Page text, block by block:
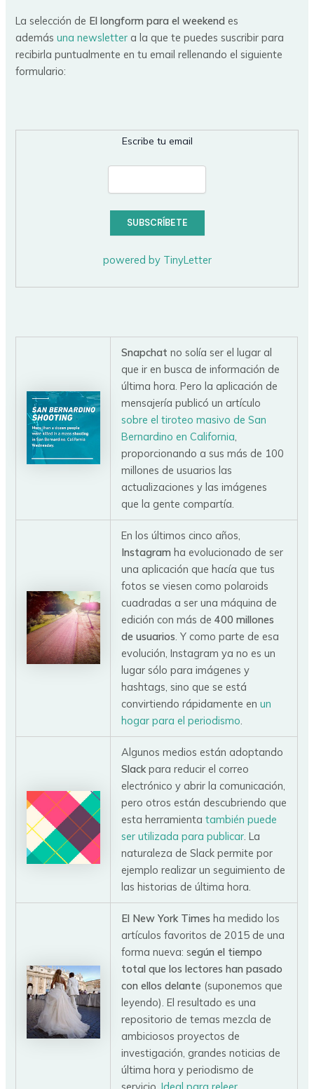
La selección de El longform para el weekend es
ademásuna newsletter a la que te puedes suscribir para
recibirla puntualmente en tu email rellenando el siguiente
formulario:
Escribe tu email
powered by TinyLetter
Snapchat no solía ser el lugar al
que ir en busca de información de
última hora. Pero la aplicación de
mensajería publicó un artículo
sobre el tiroteo masivo de San
Bernardino en California
proporcionando a sus más de 100
millones de usuarios las
actualizaciones y las imágenes
que la gente compartía.
En los últimos cinco años,
Instagram ha evolucionado de ser
una aplicación que hacía que tus
fotos se viesen como polaroids
cuadradas a ser una máquina de
edición con más de400 millones
de usuarios . Y como parte de esa
evolución, Instagram ya no es un
lugar sólo para imágenes y
hashtags, sino que se está
convirtiendo rápidamente enun
hogar para el periodismo
Algunos medios están adoptando
Slack para reducir el correo
electrónico y abrir la comunicación,
pero otros están descubriendo que
esta herramientatambién puede
ser utilizada para publicar . La
naturaleza de Slack permite por
ejemplo realizar un seguimiento de
las historias de última hora.
El New York Timesha medido los
artículos favoritos de 2015 de una
forma nueva: según el tiempo
total que los lectores han pasado
con ellos delante (suponemos que
leyendo). El resultado es una
repositorio de temas mezcla de
ambiciosos proyectos de
investigación, grandes noticias de
última hora y periodismo de
servicio.Ideal para releer.